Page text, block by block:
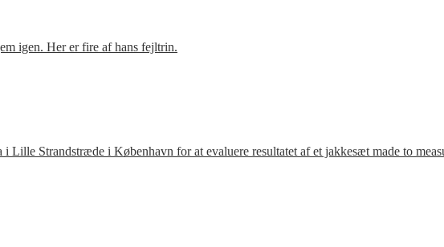
igen. Her er fire af hans fejltrin.
Lille Strandstræde i København for at evaluere resultatet af et jakkesæt made to